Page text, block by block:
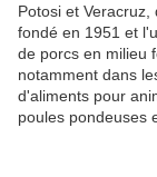
Potosi et
fondé en 1951 et
de porcs en milieu
notamment dans
d'aliments pour
poules pondeuses